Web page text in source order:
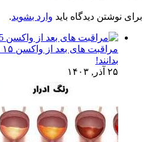
برای نوشتن دیدگاه باید وارد بشوید.
بدانند!
۲۵ آذر, ۱۴۰۳